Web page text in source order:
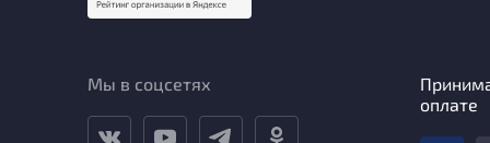
Мы в соцсетях
оплате